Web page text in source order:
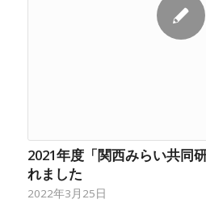
2021年度「関西みらい共同
れました
2022年3月25日